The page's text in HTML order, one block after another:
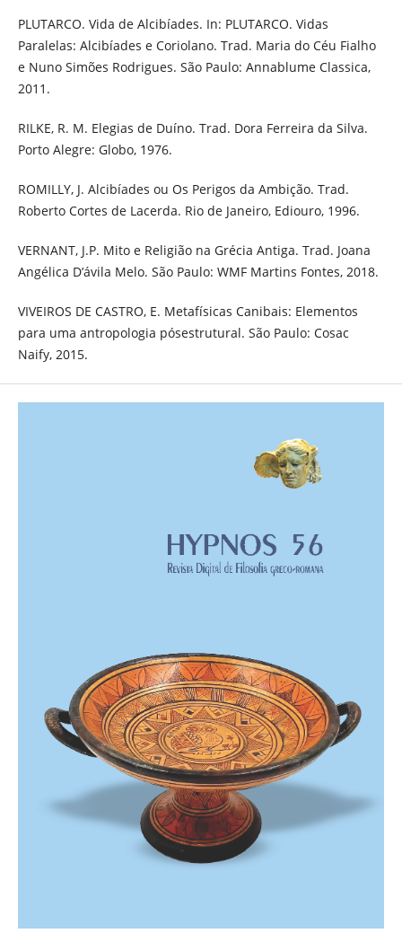
PLUTARCO. Vida de Alcibíades. In: PLUTARCO. Vidas
Paralelas: Alcibíades e Coriolano. Trad. Maria do Céu Fialho
e Nuno Simões Rodrigues. São Paulo: Annablume Classica,
2011.
RILKE, R. M. Elegias de Duíno. Trad. Dora Ferreira da Silva.
Porto Alegre: Globo, 1976.
ROMILLY, J. Alcibíades ou Os Perigos da Ambição. Trad.
Roberto Cortes de Lacerda. Rio de Janeiro, Ediouro, 1996.
VERNANT, J.P. Mito e Religião na Grécia Antiga. Trad. Joana
Angélica D’ávila Melo. São Paulo: WMF Martins Fontes, 2018.
VIVEIROS DE CASTRO, E. Metafísicas Canibais: Elementos
para uma antropologia pósestrutural. São Paulo: Cosac
Naify, 2015.